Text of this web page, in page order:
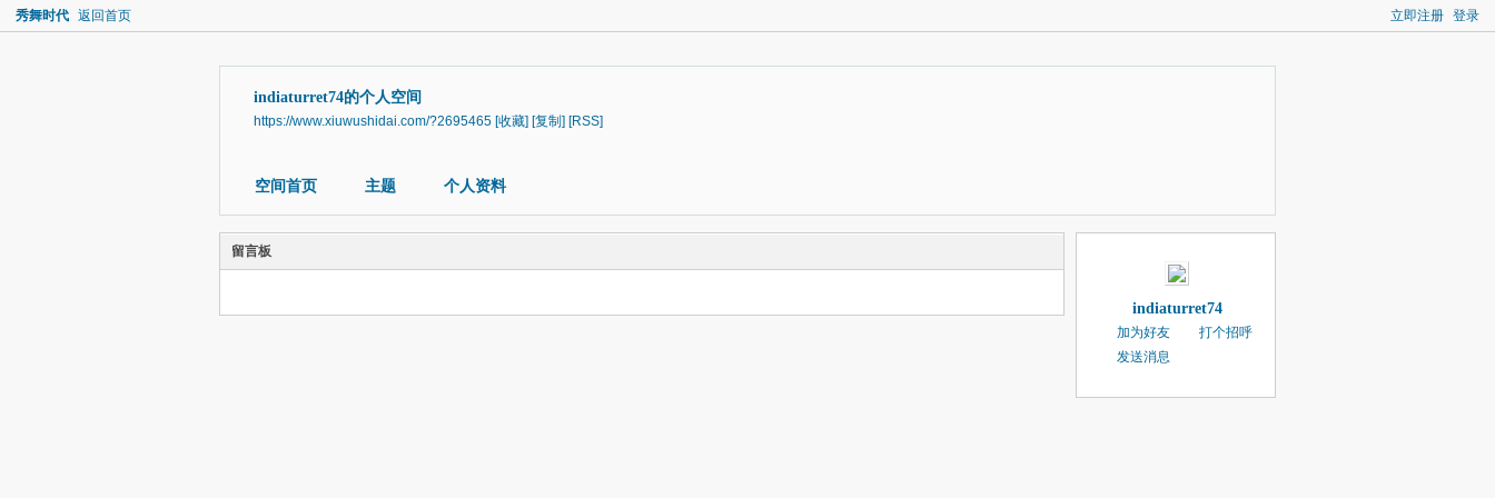
立即注册 登录
秀舞时代 返回首页
indiaturret74的个人空间
https://www.xiuwushidai.com/?2695465 [收藏] [复制] [RSS]
空间首页 主题 个人资料
留言板
indiaturret74
加为好友
打个招呼
发送消息